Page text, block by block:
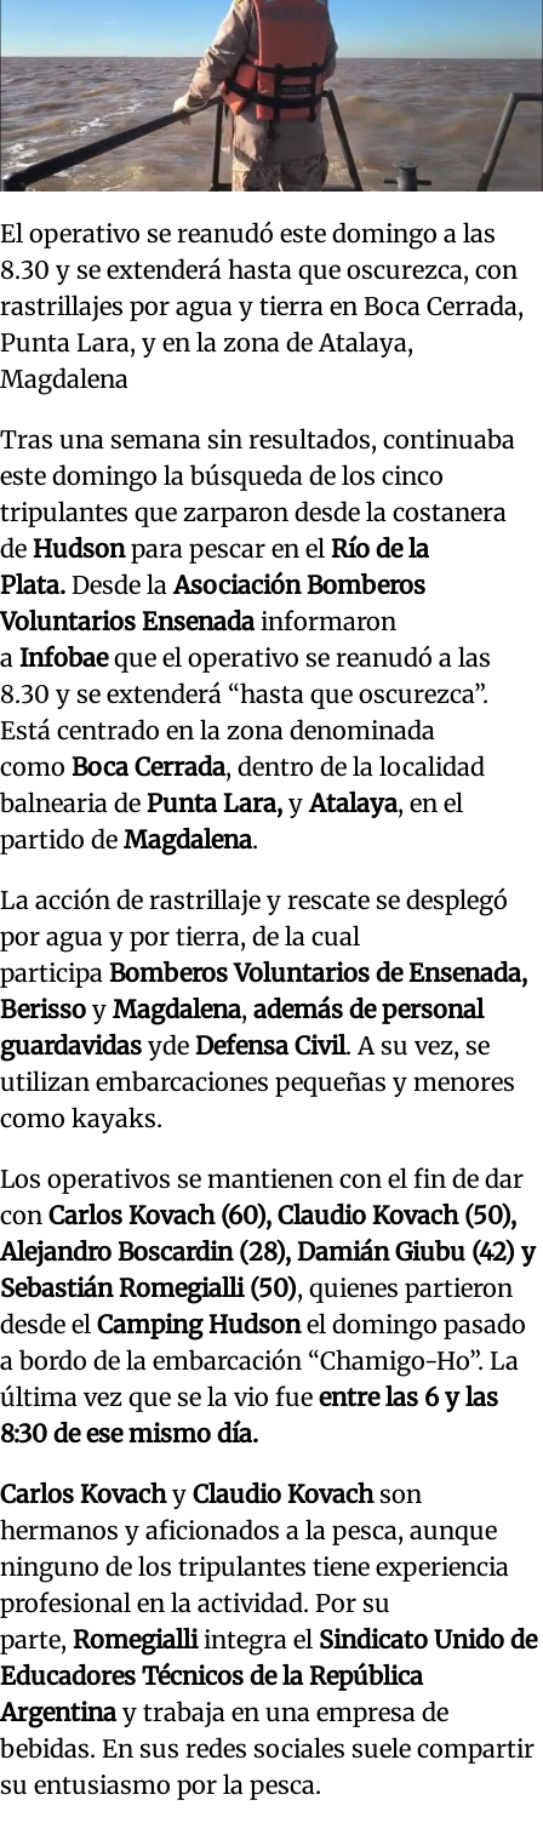
El operativo se reanudó este domingo a las
8.30 y se extenderá hasta que oscurezca, con
rastrillajes por agua y tierra en Boca Cerrada,
Punta Lara, y en la zona de Atalaya,
Magdalena
Tras una semana sin resultados, continuaba
este domingo la búsqueda de los cinco
tripulantes que zarparon desde la costanera
de Hudsonpara pescar en el Río de la
Plata. Desde laAsociación Bomberos
Voluntarios Ensenada informaron
a Infobaeque el operativo se reanudó a las
8.30 y se extenderá “hasta que oscurezca”.
Está centrado en la zona denominada
como Boca Cerrada, dentro de la localidad
balnearia de Punta Lara, yAtalaya, en el
partido de Magdalena.
La acción de rastrillaje y rescate se desplegó
por agua y por tierra, de la cual
participa Bomberos Voluntarios de Ensenada,
Berisso y Magdalena, además de personal
guardavidas yde Defensa Civil. A su vez, se
utilizan embarcaciones pequeñas y menores
como kayaks.
Los operativos se mantienen con el fin de dar
con Carlos Kovach (60), Claudio Kovach (50),
Alejandro Boscardin (28), Damián Giubu (42) y
Sebastián Romegialli (50), quienes partieron
desde el Camping Hudsonel domingo pasado
a bordo de la embarcación “Chamigo-Ho”. La
última vez que se la vio fue entre las 6 y las
8:30 de ese mismo día.
Carlos Kovachy Claudio Kovachson
hermanos y aficionados a la pesca, aunque
ninguno de los tripulantes tiene experiencia
profesional en la actividad. Por su
parte, Romegialliintegra el Sindicato Unido de
Educadores Técnicos de la República
Argentina y trabaja en una empresa de
bebidas. En sus redes sociales suele compartir
su entusiasmo por la pesca.